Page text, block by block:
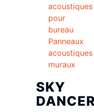
acoustiques
pour
bureau
Panneaux
acoustiques
muraux
SKY